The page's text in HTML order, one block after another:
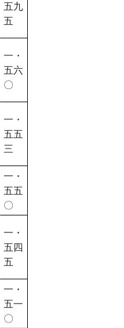
五九
五
一・
五六
〇
一・
五五
三
一・
五五
〇
一・
五四
五
一・
五一
〇